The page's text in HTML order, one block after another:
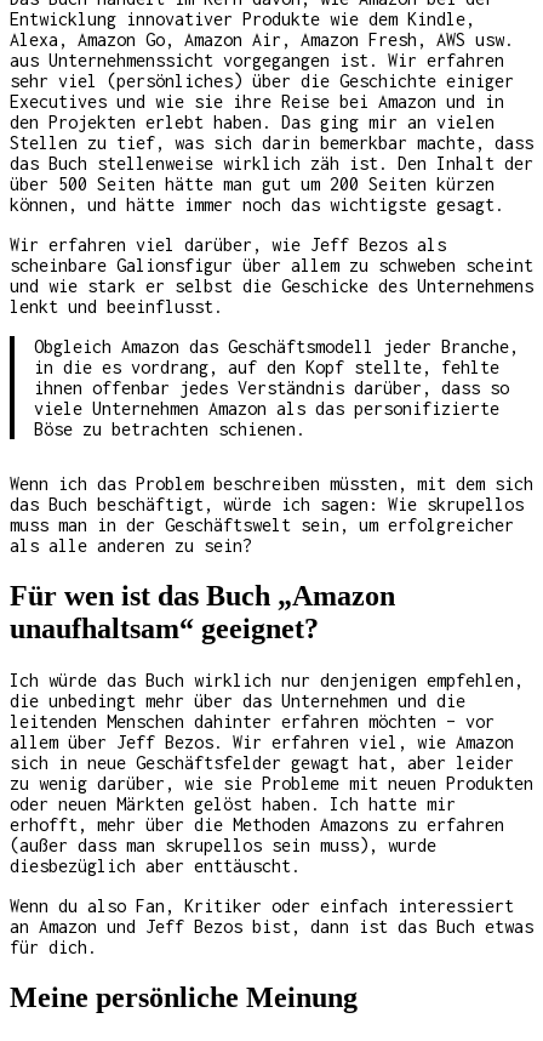
Entwicklung innovativer Produkte wie dem Kindle,
Alexa, Amazon Go, Amazon Air, Amazon Fresh, AWS usw.
aus Unternehmenssicht vorgegangen ist. Wir erfahren
sehr viel (persönliches) über die Geschichte einiger
Executives und wie sie ihre Reise bei Amazon und in
den Projekten erlebt haben. Das ging mir an vielen
Stellen zu tief, was sich darin bemerkbar machte, dass
das Buch stellenweise wirklich zäh ist. Den Inhalt der
über 500 Seiten hätte man gut um 200 Seiten kürzen
können, und hätte immer noch das wichtigste gesagt.
Wir erfahren viel darüber, wie Jeff Bezos als
scheinbare Galionsfigur über allem zu schweben scheint
und wie stark er selbst die Geschicke des Unternehmens
lenkt und beeinflusst.
Obgleich Amazon das Geschäftsmodell jeder Branche,
in die es vordrang, auf den Kopf stellte, fehlte
ihnen offenbar jedes Verständnis darüber, dass so
viele Unternehmen Amazon als das personifizierte
Böse zu betrachten schienen.
Wenn ich das Problem beschreiben müssten, mit dem sich
das Buch beschäftigt, würde ich sagen: Wie skrupellos
muss man in der Geschäftswelt sein, um erfolgreicher
als alle anderen zu sein?
Für wen ist das Buch „Amazon
unaufhaltsam“ geeignet?
Ich würde das Buch wirklich nur denjenigen empfehlen,
die unbedingt mehr über das Unternehmen und die
leitenden Menschen dahinter erfahren möchten – vor
allem über Jeff Bezos. Wir erfahren viel, wie Amazon
sich in neue Geschäftsfelder gewagt hat, aber leider
zu wenig darüber, wie sie Probleme mit neuen Produkten
oder neuen Märkten gelöst haben. Ich hatte mir
erhofft, mehr über die Methoden Amazons zu erfahren
(außer dass man skrupellos sein muss), wurde
diesbezüglich aber enttäuscht.
Wenn du also Fan, Kritiker oder einfach interessiert
an Amazon und Jeff Bezos bist, dann ist das Buch etwas
für dich.
Meine persönliche Meinung